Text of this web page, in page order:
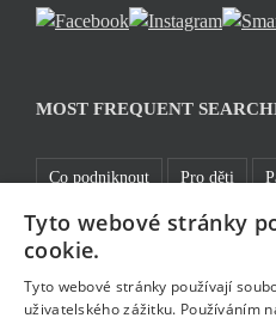
MOST FREQUENT
Co podniknout Pro děti
TOP 5 Jablonecké moře
Rozhledny
Tyto webové stránky
cookie.
Tyto webové stránky používají
uživatelského zážitku. Používáním